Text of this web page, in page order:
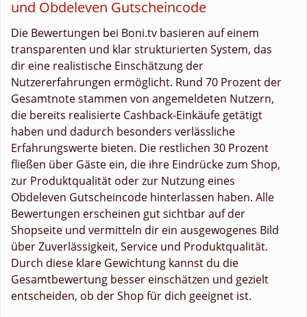
und Obdeleven Gutscheincode
Die Bewertungen bei Boni.tv basieren auf einem
transparenten und klar strukturierten System, das
dir eine realistische Einschätzung der
Nutzererfahrungen ermöglicht. Rund 70 Prozent der
Gesamtnote stammen von angemeldeten Nutzern,
die bereits realisierte Cashback-Einkäufe getätigt
haben und dadurch besonders verlässliche
Erfahrungswerte bieten. Die restlichen 30 Prozent
fließen über Gäste ein, die ihre Eindrücke zum Shop,
zur Produktqualität oder zur Nutzung eines
Obdeleven Gutscheincode hinterlassen haben. Alle
Bewertungen erscheinen gut sichtbar auf der
Shopseite und vermitteln dir ein ausgewogenes Bild
über Zuverlässigkeit, Service und Produktqualität.
Durch diese klare Gewichtung kannst du die
Gesamtbewertung besser einschätzen und gezielt
entscheiden, ob der Shop für dich geeignet ist.